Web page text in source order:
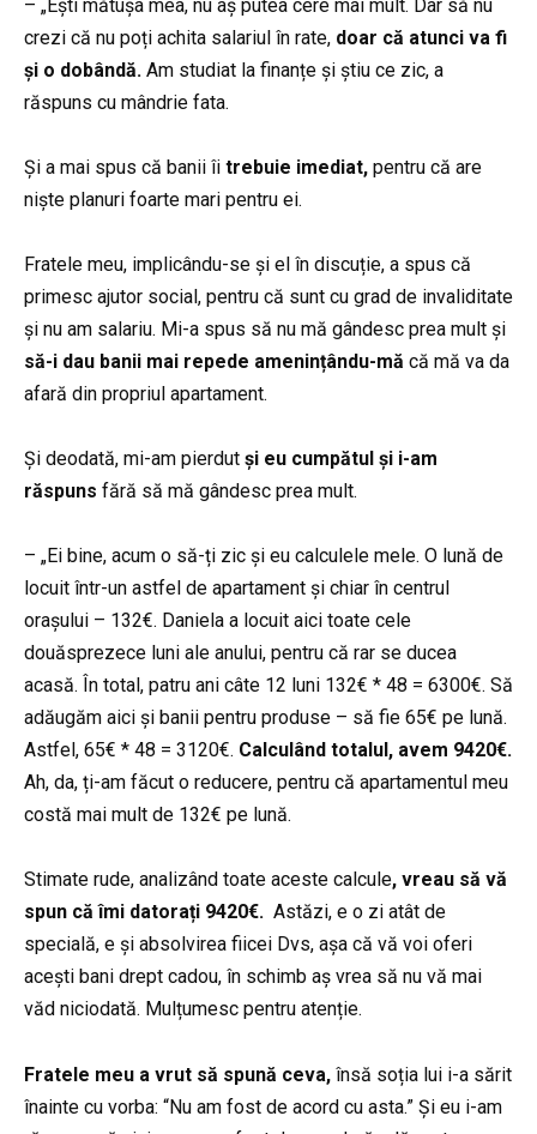
– „Ești mătușa mea, nu aș putea cere mai mult. Dar să nu
crezi că nu poți achita salariul în rate, doar că atunci va fi
și o dobândă. Am studiat la finanțe și știu ce zic, a
răspuns cu mândrie fata.
Și a mai spus că banii îi trebuie imediat, pentru că are
niște planuri foarte mari pentru ei.
Fratele meu, implicându-se și el în discuție, a spus că
primesc ajutor social, pentru că sunt cu grad de invaliditate
și nu am salariu. Mi-a spus să nu mă gândesc prea mult și
să-i dau banii mai repede amenințându-mă că mă va da
afară din propriul apartament.
Și deodată, mi-am pierdut și eu cumpătul și i-am
răspuns fără să mă gândesc prea mult.
– „Ei bine, acum o să-ți zic și eu calculele mele. O lună de
locuit într-un astfel de apartament și chiar în centrul
orașului – 132€. Daniela a locuit aici toate cele
douăsprezece luni ale anului, pentru că rar se ducea
acasă. În total, patru ani câte 12 luni 132€ * 48 = 6300€. Să
adăugăm aici și banii pentru produse – să fie 65€ pe lună.
Astfel, 65€ * 48 = 3120€. Calculând totalul, avem 9420€.
Ah, da, ți-am făcut o reducere, pentru că apartamentul meu
costă mai mult de 132€ pe lună.
Stimate rude, analizând toate aceste calcule, vreau să vă
spun că îmi datorați 9420€. Astăzi, e o zi atât de
specială, e și absolvirea fiicei Dvs, așa că vă voi oferi
acești bani drept cadou, în schimb aș vrea să nu vă mai
văd niciodată. Mulțumesc pentru atenție.
Fratele meu a vrut să spună ceva, însă soția lui i-a sărit
înainte cu vorba: “Nu am fost de acord cu asta.” Și eu i-am